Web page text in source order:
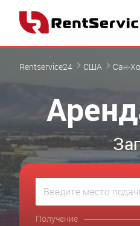
Rentservice24 США Сан-
Получение